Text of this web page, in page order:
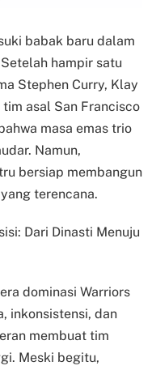
babak baru dalam
hampir satu
Stephen Curry, Klay
asal San Francisco
masa emas trio
Namun,
bersiap membangun
terencana.
Dari Dinasti Menuju
dominasi Warriors
inkonsistensi, dan
membuat tim
Meski begitu,